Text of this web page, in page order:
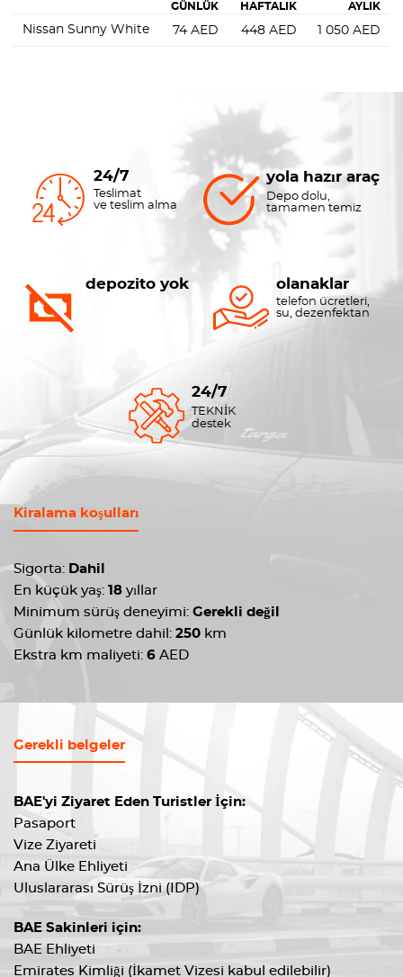
GÜNLÜK HAFTALIK AYLIK
Nissan Sunny White 74 AED 448 AED 1 050 AED
24/7
Teslimat
ve teslim alma
yola hazır araç
Depo dolu,
tamamen temiz
depozito yok olanaklar
telefon ücretleri,
su, dezenfektan
24/7
TEKNİK
destek
Kiralama koşulları
Sigorta: Dahil
En küçük yaş: 18 yıllar
Minimum sürüş deneyimi: Gerekli değil
Günlük kilometre dahil: 250 km
Ekstra km maliyeti: 6 AED
Gerekli belgeler
BAE'yi Ziyaret Eden Turistler İçin:
Pasaport
Vize Ziyareti
Ana Ülke Ehliyeti
Uluslararası Sürüş İzni (IDP)
BAE Sakinleri için:
BAE Ehliyeti
Emirates Kimliği (İkamet Vizesi kabul edilebilir)